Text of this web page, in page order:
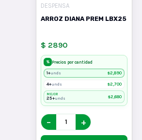
DESPENSA
ARROZ DIANA PREM LBX25
$ 2890
% Precios por cantidad
1+unds $2,890
4+unds $2,700
MEJOR
25+unds $2,680
− +